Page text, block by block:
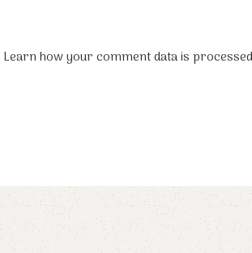
Learn how your comment data is